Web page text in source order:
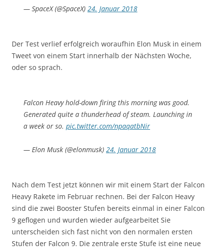
— SpaceX (@SpaceX) 24. Januar 2018
Der Test verlief erfolgreich woraufhin Elon Musk in einem
Tweet von einem Start innerhalb der Nächsten Woche,
oder so sprach.
Falcon Heavy hold-down firing this morning was good.
Generated quite a thunderhead of steam. Launching in
a week or so. pic.twitter.com/npaqatbNir
— Elon Musk (@elonmusk) 24. Januar 2018
Nach dem Test jetzt können wir mit einem Start der Falcon
Heavy Rakete im Februar rechnen. Bei der Falcon Heavy
sind die zwei Booster Stufen bereits einmal in einer Falcon
9 geflogen und wurden wieder aufgearbeitet Sie
unterscheiden sich fast nicht von den normalen ersten
Stufen der Falcon 9. Die zentrale erste Stufe ist eine neue